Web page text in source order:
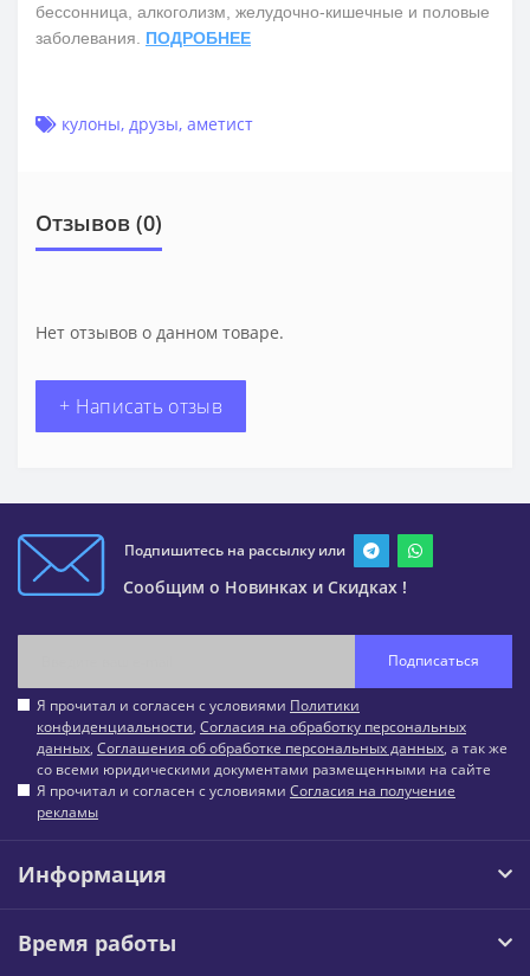
бессонница, алкоголизм, желудочно-кишечные и половые
заболевания. ПОДРОБНЕЕ
кулоны, друзы, аметист
Отзывов (0)
Нет отзывов о данном товаре.
+ Написать отзыв
Подпишитесь на рассылку или
Сообщим о Новинках и Скидках !
Подписаться
Я прочитал и согласен с условиями Политики
конфиденциальности, Согласия на обработку персональных
данных, Соглашения об обработке персональных данных, а так же
со всеми юридическими документами размещенными на сайте
Я прочитал и согласен с условиями Согласия на получение
рекламы
Информация
Время работы